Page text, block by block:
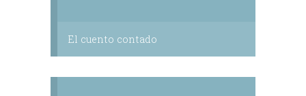
El cuento contado